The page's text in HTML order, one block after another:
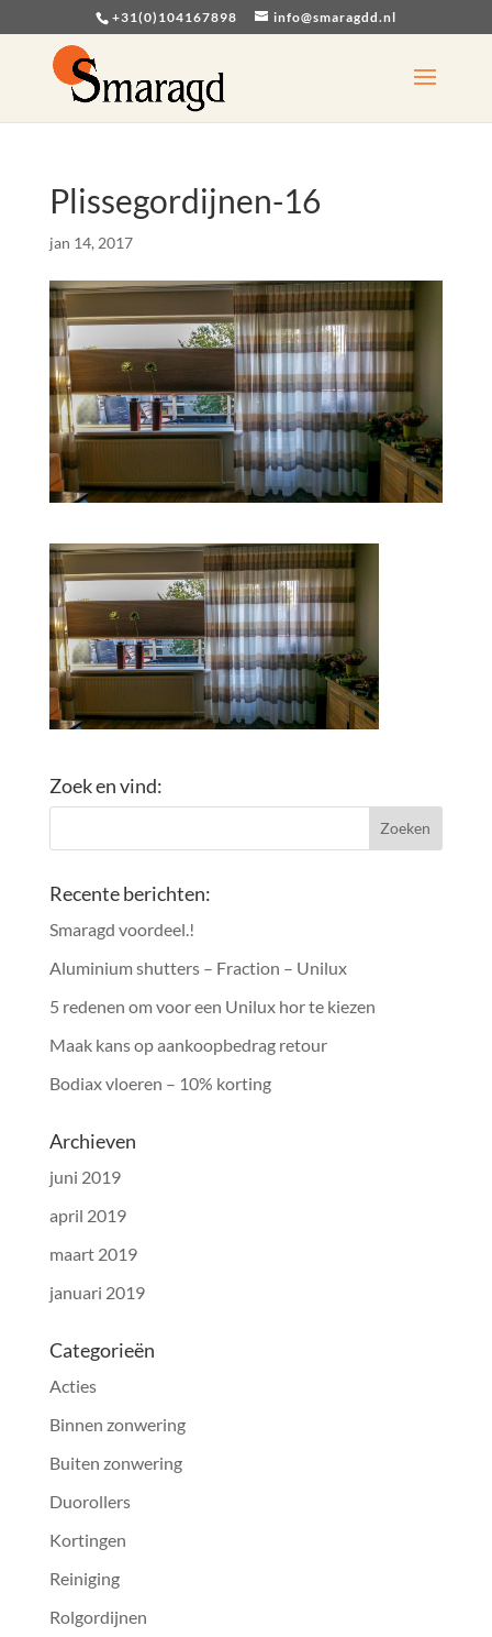
+31(0)104167898 info@smaragdd.nl
Plissegordijnen-16
jan 14, 2017
Zoek en vind:
Recente berichten:
Smaragd voordeel.!
Aluminium shutters – Fraction – Unilux
5 redenen om voor een Unilux hor te kiezen
Maak kans op aankoopbedrag retour
Bodiax vloeren – 10% korting
Archieven
juni 2019
april 2019
maart 2019
januari 2019
Categorieën
Acties
Binnen zonwering
Buiten zonwering
Duorollers
Kortingen
Reiniging
Rolgordijnen